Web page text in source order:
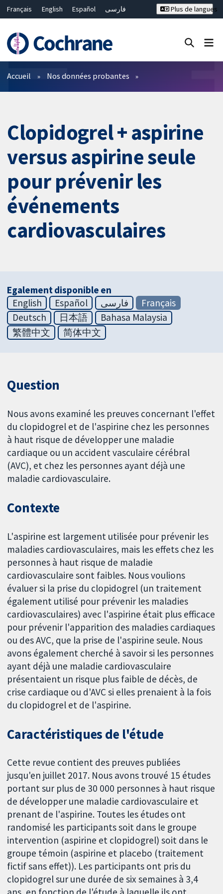
Français English Español
فارسی
Bahasa Malaysia
ไทย
繁體中文
简体中文
Plus de langues
Filtres
Accueil Nos données probantes
Clopidogrel + aspirine
versus aspirine seule
pour prévenir les
événements
cardiovasculaires
Egalement disponible en
English
Español فارسی
Français
Deutsch
日本語
Bahasa Malaysia
繁體中文
简体中文
Question
Nous avons examiné les preuves concernant l'effet
du clopidogrel et de l'aspirine chez les personnes
à haut risque de développer une maladie
cardiaque ou un accident vasculaire cérébral
(AVC), et chez les personnes ayant déjà une
maladie cardiovasculaire.
Contexte
L'aspirine est largement utilisée pour prévenir les
maladies cardiovasculaires, mais les effets chez les
personnes à haut risque de maladie
cardiovasculaire sont faibles. Nous voulions
évaluer si la prise du clopidogrel (un traitement
également utilisé pour prévenir les maladies
cardiovasculaires) avec l'aspirine était plus efficace
pour prévenir l'apparition des maladies cardiaques
ou des AVC, que la prise de l'aspirine seule. Nous
avons également cherché à savoir si les personnes
ayant déjà une maladie cardiovasculaire
présentaient un risque plus faible de décès, de
crise cardiaque ou d'AVC si elles prenaient à la fois
du clopidogrel et de l'aspirine.
Caractéristiques de l'étude
Cette revue contient des preuves publiées
jusqu'en juillet 2017. Nous avons trouvé 15 études
portant sur plus de 30 000 personnes à haut risque
de développer une maladie cardiovasculaire et
prenant de l'aspirine. Toutes les études ont
randomisé les participants soit dans le groupe
intervention (aspirine et clopidogrel) soit dans le
groupe témoin (aspirine et placebo (traitement
fictif sans effet)). Les participants ont pris du
clopidogrel sur une durée de six semaines à 3,4